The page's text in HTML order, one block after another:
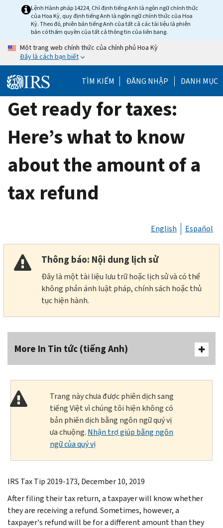
Lệnh Hành pháp 14224, Chỉ định tiếng Anh là ngôn ngữ chính thức
của Hoa Kỳ, quy định tiếng Anh là ngôn ngữ chính thức của Hoa
Kỳ. Theo đó, phiên bản tiếng Anh của tất cả các tài liệu là phiên
bản có thẩm quyền của tất cả thông tin của liên bang.
Một trang web chính thức của chính phủ Hoa Kỳ
Đây là cách bạn biết
TÌM KIẾM ĐĂNG NHẬP DANH MỤC
Get ready for taxes:
Here’s what to know
about the amount of a
tax refund
English Español
Thông báo: Nội dung lịch sử
Đây là một tài liệu lưu trữ hoặc lịch sử và có thể
không phản ánh luật pháp, chính sách hoặc thủ
tục hiện hành.
More In Tin tức (tiếng Anh)
Trang này chưa được phiên dịch sang
tiếng Việt vì chúng tôi hiện không có
bản phiên dịch bằng ngôn ngữ quý vị
ưa chuộng. Nhận trợ giúp bằng ngôn
ngữ của quý vị
IRS Tax Tip 2019-173, December 10, 2019
After filing their tax return, a taxpayer will know whether
they are receiving a refund. Sometimes, however, a
taxpayer's refund will be for a different amount than they